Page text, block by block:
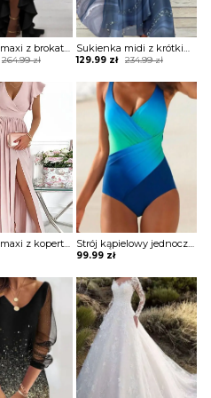
Sukienka maxi z brokatową górą i falbaną
264.99zł
Sukienka midi z krótkim rękawem ze zwiewnego materiału
234.99zł
Original
was:
234.99 zł.
129.99 zł
Current
129.99 zł.
Sukienka maxi z kopertową górą z falbankami Strój kąpielowy jednoczęściowy z drapowaniem
99.99 zł